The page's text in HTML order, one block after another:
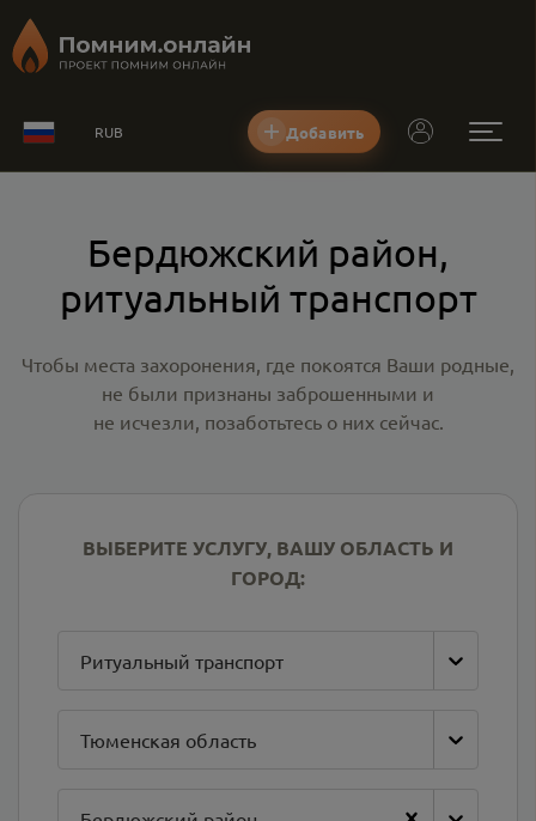
RUB Добавить
Бердюжский район,
ритуальный транспорт
Чтобы места захоронения, где покоятся Ваши родные,
не были признаны заброшенными и
не исчезли, позаботьтесь о них сейчас.
ВЫБЕРИТЕ УСЛУГУ, ВАШУ ОБЛАСТЬ И
ГОРОД:
Ритуальный транспорт
Тюменская область